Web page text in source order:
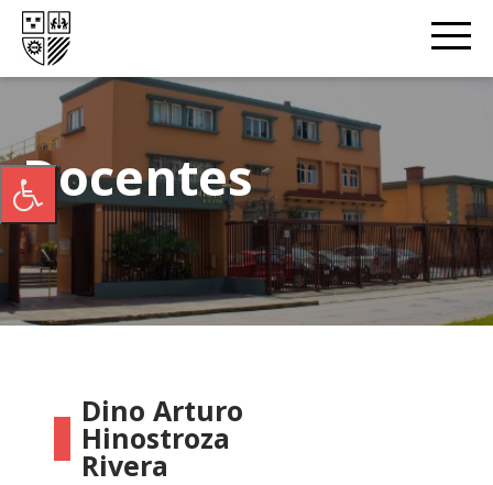
Docentes
Dino Arturo
Hinostroza
Rivera